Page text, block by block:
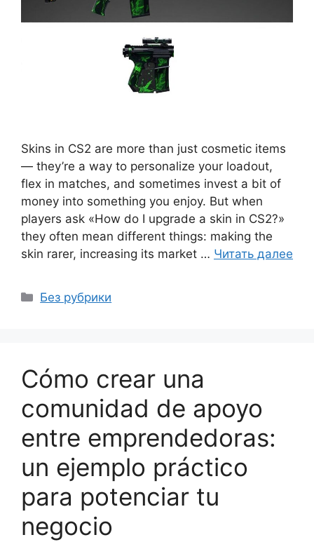
Skins in CS2 are more than just cosmetic items
— they’re a way to personalize your loadout,
flex in matches, and sometimes invest a bit of
money into something you enjoy. But when
players ask «How do I upgrade a skin in CS2?»
they often mean different things: making the
skin rarer, increasing its market … Читать далее
Рубрики
Без рубрики
Cómo crear una
comunidad de apoyo
entre emprendedoras:
un ejemplo práctico
para potenciar tu
negocio